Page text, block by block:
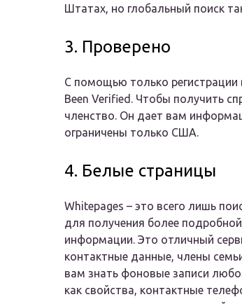
Штатах, но глобальный поиск
3. Проверено
С помощью только регистрации
Been Verified. Чтобы получить
членство. Он дает вам
ограничены только США.
4. Белые страницы
Whitepages – это всего лишь
для получения более
информации. Это отличный
контактные данные, члены
вам знать фоновые записи
как свойства, контактные